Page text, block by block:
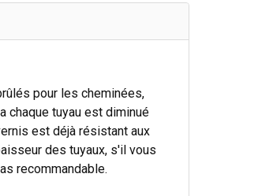
pour les cheminées,
chaque tuyau est diminué
est déjà résistant aux
des tuyaux, s'il vous
recommandable.